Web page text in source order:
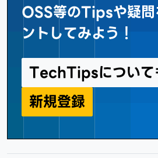
OSS等のTipsや疑問
ントしてみよう！
TechTipsについて
新規登録